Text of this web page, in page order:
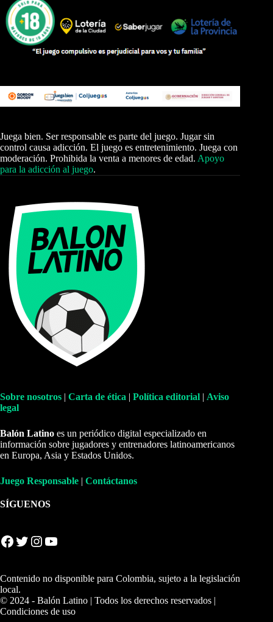
Juega bien. Ser responsable es parte del juego. Jugar sin
control causa adicción. El juego es entretenimiento. Juega con
moderación. Prohibida la venta a menores de edad. Apoyo
para la adicción al juego.
Sobre nosotros | Carta de ética | Política editorial | Aviso
legal
Balón Latino es un periódico digital especializado en
información sobre jugadores y entrenadores latinoamericanos
en Europa, Asia y Estados Unidos.
Juego Responsable | Contáctanos
SÍGUENOS
Facebook Twitter Instagram YouTube
Contenido no disponible para Colombia, sujeto a la legislación
local.
© 2024 - Balón Latino | Todos los derechos reservados |
Condiciones de uso